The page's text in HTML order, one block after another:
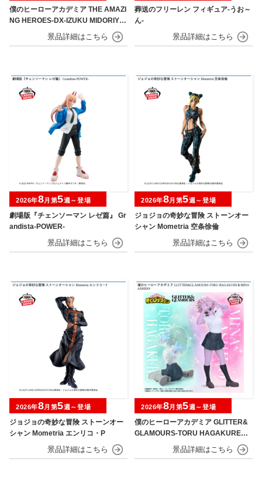
僕のヒーローアカデミア THE AMAZI
NG HEROES-DX-IZUKU MIDORIYA
OVERLAY Ⅱ
葬送のフリーレン フィギュア-うお～
ん-
劇場版『チェンソーマン レゼ篇』 Gr
andista-POWER-
2026年8月第5週～登場
ジョジョの奇妙な冒険 ストーンオー
シャン Mometria 空条徐倫
2026年8月第5週～登場
ジョジョの奇妙な冒険 ストーンオー
シャン Mometria エンリコ・P
2026年8月第5週～登場
僕のヒーローアカデミア GLITTER&
GLAMOURS-TORU HAGAKURE＆
MINA ASHIDO-
2026年8月第5週～登場